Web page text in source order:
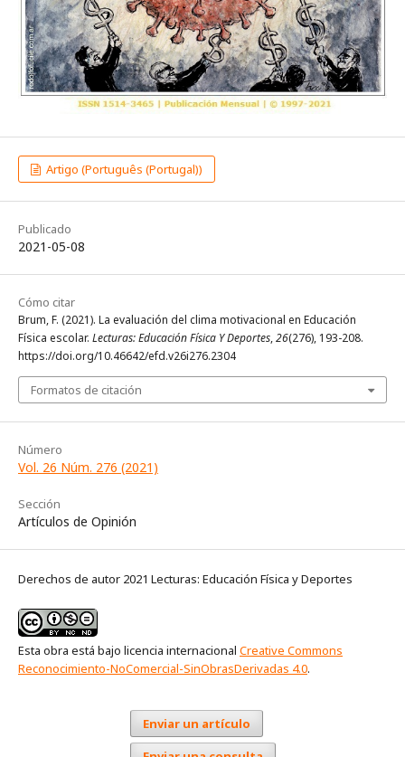
Artigo (Português (Portugal))
Publicado
2021-05-08
Cómo citar
Brum, F. (2021). La evaluación del clima motivacional en Educación
Física escolar. Lecturas: Educación Física Y Deportes,26(276), 193-208.
https://doi.org/10.46642/efd.v26i276.2304
Formatos de citación
Número
Vol. 26 Núm. 276 (2021)
Sección
Artículos de Opinión
Derechos de autor 2021 Lecturas: Educación Física y Deportes
Esta obra está bajo licencia internacional Creative Commons
Reconocimiento-NoComercial-SinObrasDerivadas 4.0.
Enviar un artículo